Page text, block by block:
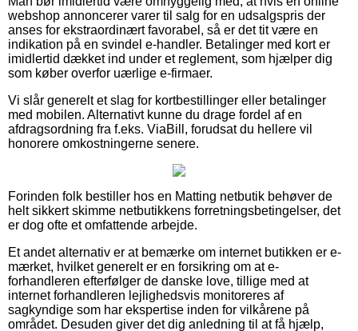
webshop annoncerer varer til salg for en udsalgspris der
anses for ekstraordinært favorabel, så er det tit være en
indikation på en svindel e-handler. Betalinger med kort er
imidlertid dækket ind under et reglement, som hjælper dig
som køber overfor uærlige e-firmaer.
Vi slår generelt et slag for kortbestillinger eller betalinger
med mobilen. Alternativt kunne du drage fordel af en
afdragsordning fra f.eks. ViaBill, forudsat du hellere vil
honorere omkostningerne senere.
Forinden folk bestiller hos en Matting netbutik behøver de
helt sikkert skimme netbutikkens forretningsbetingelser, det
er dog ofte et omfattende arbejde.
Et andet alternativ er at bemærke om internet butikken er e-
mærket, hvilket generelt er en forsikring om at e-
forhandleren efterfølger de danske love, tillige med at
internet forhandleren lejlighedsvis monitoreres af
sagkyndige som har ekspertise inden for vilkårene på
området. Desuden giver det dig anledning til at få hjælp,